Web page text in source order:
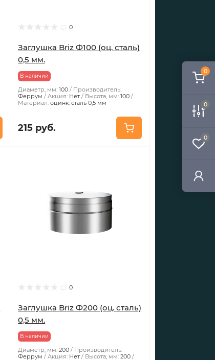
0
0
0
0
Заглушка Briz Ф100 (оц. сталь)
0,5 мм.
В наличии
Диаметр, мм: 100
Производитель:
Феррум
Акция: Нет Высота, мм: 100
Материал: оцинк. сталь 0,5 мм
215 руб.
0
Заглушка Briz Ф200 (оц. сталь)
0,5 мм.
В наличии
Диаметр, мм: 200
Производитель:
Феррум
Акция: Нет Высота, мм: 200